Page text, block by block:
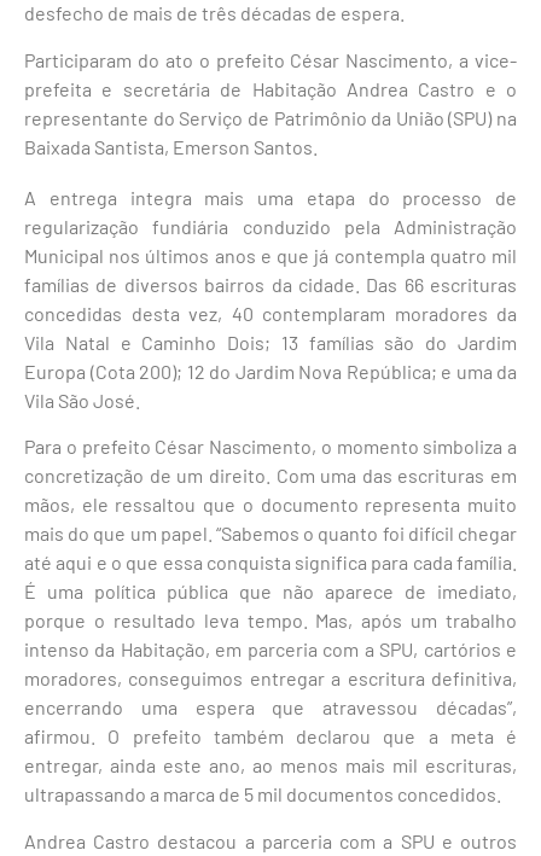
desfecho de mais de três décadas de espera.
Participaram do ato o prefeito César Nascimento, a vice-
prefeita e secretária de Habitação Andrea Castro e o
representante do Serviço de Patrimônio da União (SPU) na
Baixada Santista, Emerson Santos.
A entrega integra mais uma etapa do processo de
regularização fundiária conduzido pela Administração
Municipal nos últimos anos e que já contempla quatro mil
famílias de diversos bairros da cidade. Das 66 escrituras
concedidas desta vez, 40 contemplaram moradores da
Vila Natal e Caminho Dois; 13 famílias são do Jardim
Europa (Cota 200); 12 do Jardim Nova República; e uma da
Vila São José.
Para o prefeito César Nascimento, o momento simboliza a
concretização de um direito. Com uma das escrituras em
mãos, ele ressaltou que o documento representa muito
mais do que um papel. “Sabemos o quanto foi difícil chegar
até aqui e o que essa conquista significa para cada família.
É uma política pública que não aparece de imediato,
porque o resultado leva tempo. Mas, após um trabalho
intenso da Habitação, em parceria com a SPU, cartórios e
moradores, conseguimos entregar a escritura definitiva,
encerrando uma espera que atravessou décadas”,
afirmou. O prefeito também declarou que a meta é
entregar, ainda este ano, ao menos mais mil escrituras,
ultrapassando a marca de 5 mil documentos concedidos.
Andrea Castro destacou a parceria com a SPU e outros